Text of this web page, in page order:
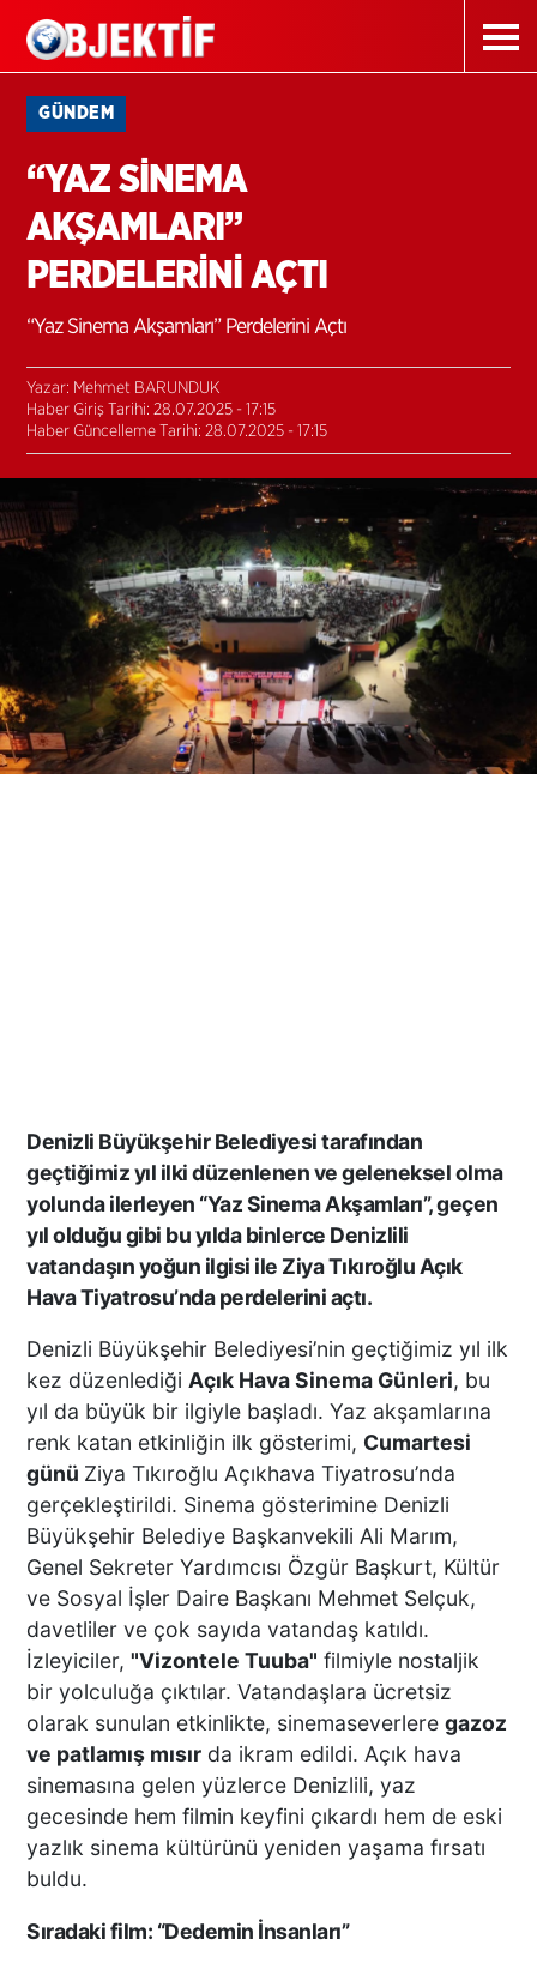
GÜNDEM
“YAZ SİNEMA
AKŞAMLARI”
PERDELERİNİ AÇTI
“Yaz Sinema Akşamları” Perdelerini Açtı
Yazar: Mehmet BARUNDUK
Haber Giriş Tarihi: 28.07.2025 - 17:15
Haber Güncelleme Tarihi: 28.07.2025 - 17:15
Denizli Büyükşehir Belediyesi tarafından
geçtiğimiz yıl ilki düzenlenen ve geleneksel olma
yolunda ilerleyen “Yaz Sinema Akşamları”, geçen
yıl olduğu gibi bu yılda binlerce Denizlili
vatandaşın yoğun ilgisi ile Ziya Tıkıroğlu Açık
Hava Tiyatrosu’nda perdelerini açtı.
Denizli Büyükşehir Belediyesi’nin geçtiğimiz yıl ilk
kez düzenlediğiAçık Hava Sinema Günleri, bu
yıl da büyük bir ilgiyle başladı. Yaz akşamlarına
renk katan etkinliğin ilk gösterimi, Cumartesi
günü Ziya Tıkıroğlu Açıkhava Tiyatrosu’nda
gerçekleştirildi. Sinema gösterimine Denizli
Büyükşehir Belediye Başkanvekili Ali Marım,
Genel Sekreter Yardımcısı Özgür Başkurt, Kültür
ve Sosyal İşler Daire Başkanı Mehmet Selçuk,
davetliler ve çok sayıda vatandaş katıldı.
İzleyiciler,"Vizontele Tuuba" filmiyle nostaljik
bir yolculuğa çıktılar. Vatandaşlara ücretsiz
olarak sunulan etkinlikte, sinemaseverleregazoz
ve patlamış mısır da ikram edildi. Açık hava
sinemasına gelen yüzlerce Denizlili, yaz
gecesinde hem filmin keyfini çıkardı hem de eski
yazlık sinema kültürünü yeniden yaşama fırsatı
buldu.
Sıradaki film: “Dedemin İnsanları”